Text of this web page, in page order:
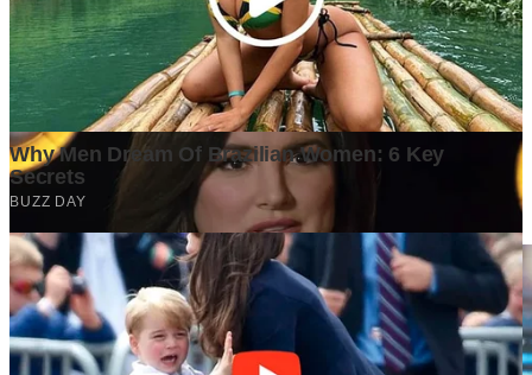
membacamu
Komentar ( 0)
Tulis Komentar
Belum ada komentar. Jadilah yang pertama!
Baca Juga